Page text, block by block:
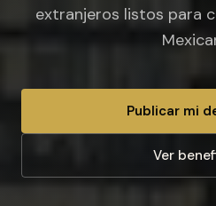
extranjeros listos para
Publicar mi
Ver